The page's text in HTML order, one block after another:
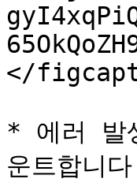
</
* 에러 발
운트합니